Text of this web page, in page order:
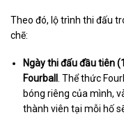
Theo đó, lộ trình thi đấu
chẽ:
Ngày thi đấu đầu tiên
Fourball
. Thể thức
bóng riêng của mình,
thành viên tại mỗi hố